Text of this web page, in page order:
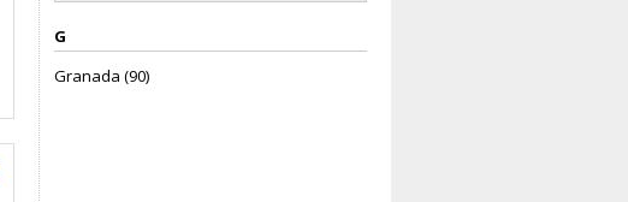
G
Granada (90)